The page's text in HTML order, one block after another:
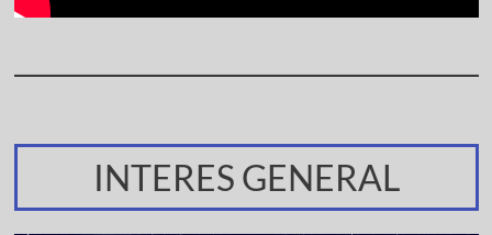
INTERES GENERAL